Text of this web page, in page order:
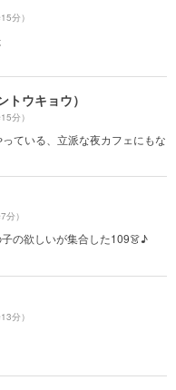
分）
ウキョウ）
分）
ている、立派な夜カフェにもな
分）
の欲しいが集合した109👗♪
分）